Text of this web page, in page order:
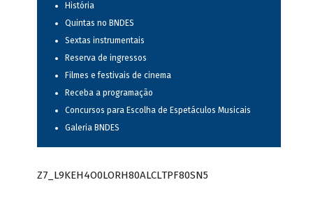
História
Quintas no BNDES
Sextas instrumentais
Reserva de ingressos
Filmes e festivais de cinema
Receba a programação
Concursos para Escolha de Espetáculos Musicais
Galeria BNDES
Z7_L9KEH4O0LORH80ALCLTPF80SN5